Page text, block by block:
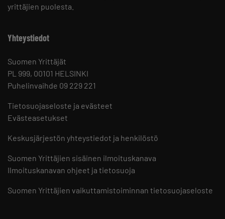
yrittäjien puolesta.
Yhteystiedot
Suomen Yrittäjät
PL 999, 00101 HELSINKI
Puhelinvaihde 09 229 221
Tietosuojaseloste ja evästeet
Evästeasetukset
Keskusjärjestön yhteystiedot ja henkilöstö
Suomen Yrittäjien sisäinen ilmoituskanava
Ilmoituskanavan ohjeet ja tietosuoja
Suomen Yrittäjien vaikuttamistoiminnan tietosuojaseloste